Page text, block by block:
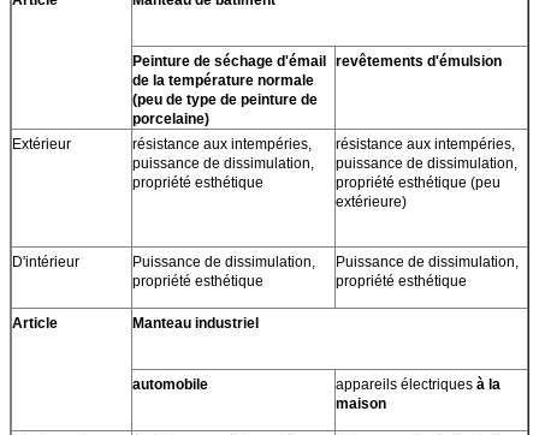
Valeur du pH
um résidu du tamis 45
0,5 maximum
97% 98
Peinture de séchage d'émail
de la température normale
(peu de type de peinture de
porcelaine)
revêtements d'émulsion
Extérieur
résistance aux intempéries,
puissance de dissimulation,
propriété esthétique
résistance aux intempéries,
puissance de dissimulation,
propriété esthétique (peu
extérieure)
D'intérieur
Puissance de dissimulation,
propriété esthétique
Puissance de dissimulation,
propriété esthétique
Article Manteau industriel
automobile appareils électriques à la
maison